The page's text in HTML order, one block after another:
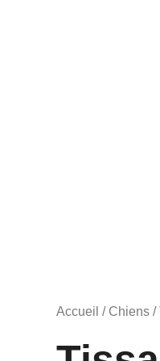
Accueil / Chiens /